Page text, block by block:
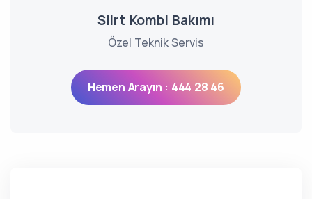
Siirt Kombi Bakımı
Özel Teknik Servis
Hemen Arayın : 444 28 46